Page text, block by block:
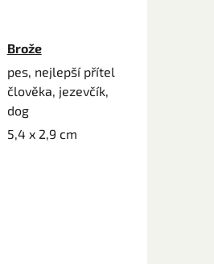
Brože
pes, nejlepší přítel
člověka, jezevčík,
dog
5,4 x 2,9 cm